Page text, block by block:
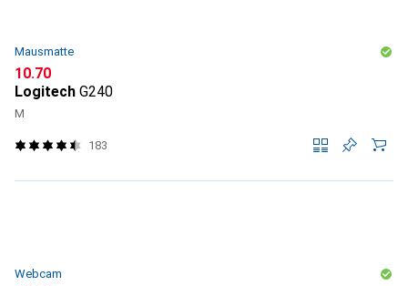
Mausmatte
CHF
10.70
Logitech G240
M
183
Webcam